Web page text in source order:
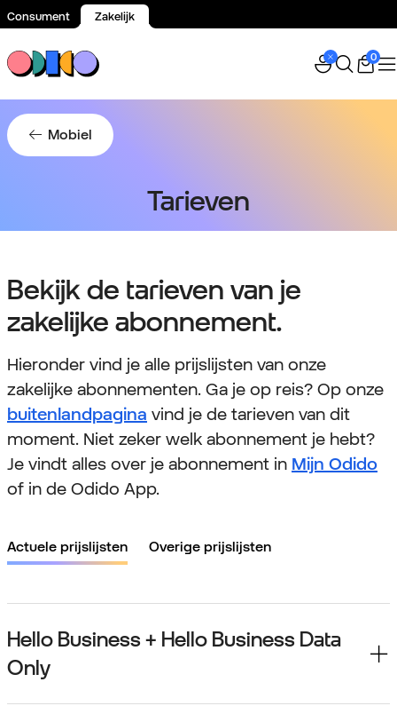
Consument Zakelijk
0
Mobiel
Tarieven
Bekijk de tarieven van je
zakelijke abonnement.
Hieronder vind je alle prijslijsten van onze
zakelijke abonnementen. Ga je op reis? Op onze
buitenlandpagina vind je de tarieven van dit
moment. Niet zeker welk abonnement je hebt?
Je vindt alles over je abonnement in Mijn Odido
of in de Odido App.
Actuele prijslijsten Overige prijslijsten
Hello Business + Hello Business Data
Only